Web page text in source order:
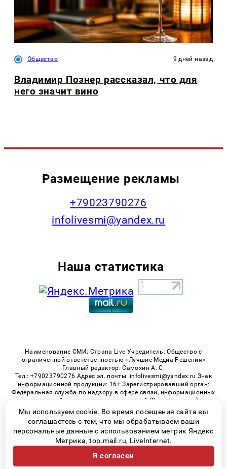
Общество 9 дней назад
Владимир Познер рассказал, что для
него значит вино
Размещение рекламы
+79023790276
infolivesmi@yandex.ru
Наша статистика
Наименование СМИ: Страна Live Учредитель: Общество с
ограниченной ответственностью «Лучшие Медиа Решения»
Главный редактор: Самохин А. С.
Тел.: +79023790276 Адрес эл. почты: infolivesmi@yandex.ru Знак
информационной продукции: 16+ Зарегистрировавший орган:
Федеральная служба по надзору в сфере связи, информационных
технологий и массовых коммуникаций (Роскомнадзор)
Регистрационный номер СМИ ЭЛ № ФС 77 - 82538 от 21.01.2022
© 2026 «» | Все права защищены
Возрастная категория сайта 16+
Политика конфиденциальности
Мы используем cookie. Во время посещения сайта вы
соглашаетесь с тем, что мы обрабатываем ваши
персональные данные с использованием метрик Яндекс
Метрика, top.mail.ru, LiveInternet.
Я согласен